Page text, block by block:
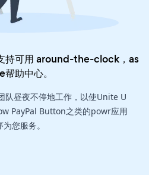
可用 around-the-clock，as
帮助中心。
队昼夜不停地工作，以使Unite U
PayPal Button之类的powr应用
您服务。